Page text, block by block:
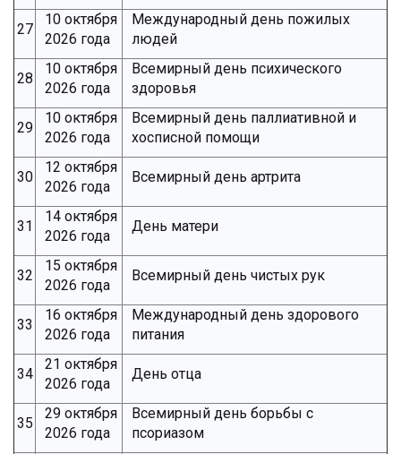
27
10 октября
2026 года
Международный день пожилых
людей
28
10 октября
2026 года
Всемирный день психического
здоровья
29
10 октября
2026 года
Всемирный день паллиативной и
хосписной помощи
30
12 октября
2026 года
Всемирный день артрита
31
14 октября
2026 года
День матери
32
15 октября
2026 года
Всемирный день чистых рук
33
16 октября
2026 года
Международный день здорового
питания
34
21 октября
2026 года
День отца
35
29 октября
2026 года
Всемирный день борьбы с
псориазом